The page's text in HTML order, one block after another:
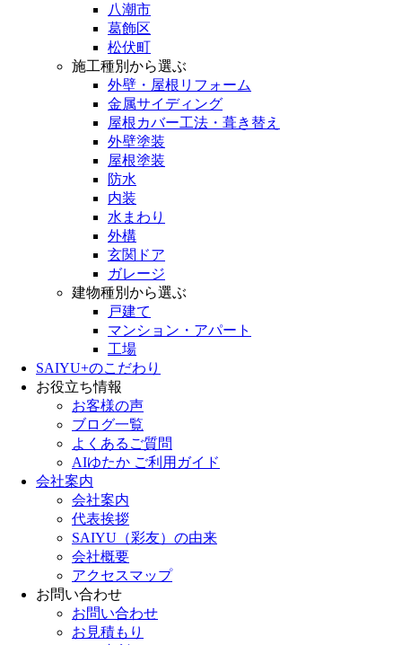
八潮市
葛飾区
松伏町
施工種別から選ぶ
外壁・屋根リフォーム
金属サイディング
屋根カバー工法・葺き替え
外壁塗装
屋根塗装
防水
内装
水まわり
外構
玄関ドア
ガレージ
建物種別から選ぶ
戸建て
マンション・アパート
工場
SAIYU+のこだわり
お役立ち情報
お客様の声
ブログ一覧
よくあるご質問
AIゆたか ご利用ガイド
会社案内
会社案内
代表挨拶
SAIYU（彩友）の由来
会社概要
アクセスマップ
お問い合わせ
お問い合わせ
お見積もり